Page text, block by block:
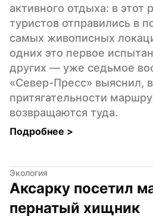
активного отдыха: в этот
туристов отправились в
самых живописных
одних это первое
других — уже седьмое
«Север-Пресс» выяснил,
притягательности
возвращаются туда.
Подробнее >
Экология
Аксарку посетил
пернатый хищник